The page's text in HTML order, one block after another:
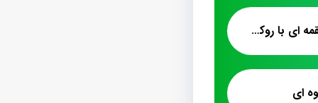
عرضه انواع پشمک لقمه ای با روکش شیری
ای